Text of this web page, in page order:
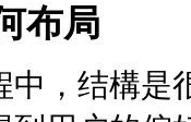
布局
中，结構是